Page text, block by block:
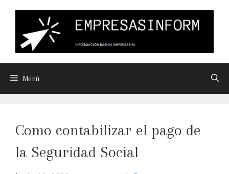
Menú
Como contabilizar el pago de
la Seguridad Social